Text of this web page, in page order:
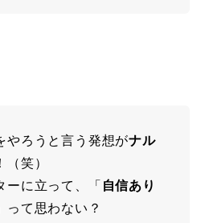
やろうと⾔う発想がナル
！（笑）
ーに⽴って、「⾃信あり
って思わない？